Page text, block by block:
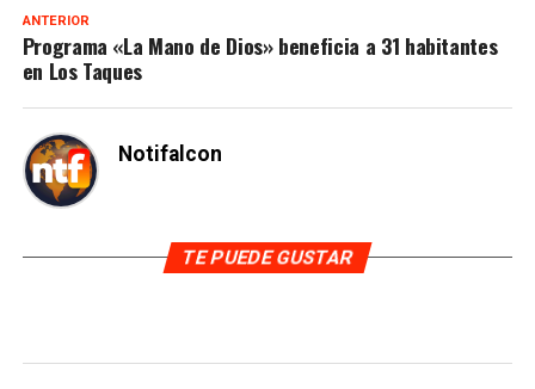
ANTERIOR
Programa «La Mano de Dios» beneficia a 31 habitantes
en Los Taques
Notifalcon
TE PUEDE GUSTAR